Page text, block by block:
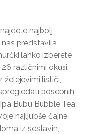
najbolj
nas predstavila
lahko izberete
različnimi okusi,
želejevimi lističi,
posebnih
Bubu Bubble Tea
najljubše čajne
iz sestavin,